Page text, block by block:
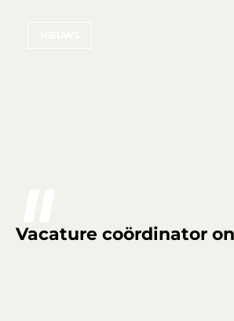
Vacature coördinator